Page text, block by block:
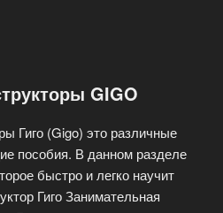
GIGO
Гиго (Gigo) это различные
пособия. В данном разделе
быстро и легко научит
Гиго Занимательная